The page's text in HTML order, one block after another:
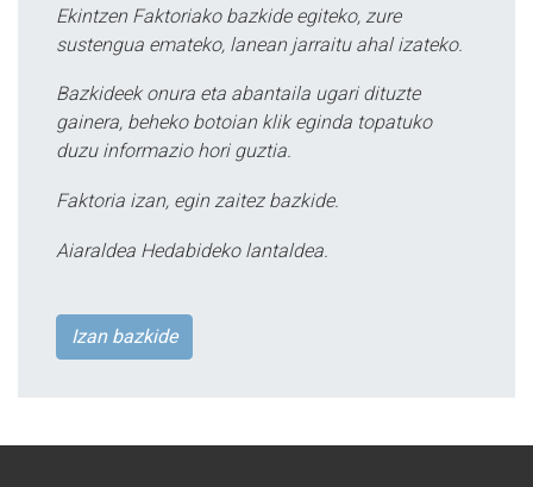
Ekintzen Faktoriako bazkide egiteko, zure
sustengua emateko, lanean jarraitu ahal izateko.
Bazkideek onura eta abantaila ugari dituzte
gainera, beheko botoian klik eginda topatuko
duzu informazio hori guztia.
Faktoria izan, egin zaitez bazkide.
Aiaraldea Hedabideko lantaldea.
Izan bazkide